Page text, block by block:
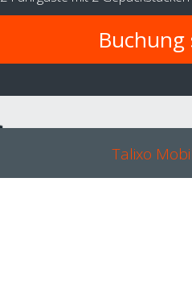
Talixo